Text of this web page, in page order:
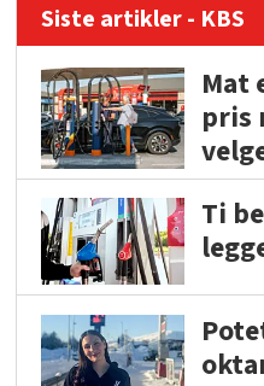
Siste artikler - KBS
Mat
pris
Ti